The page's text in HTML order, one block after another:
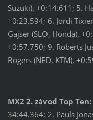
Suzuki), +0:14.611; 5.
+0:23.594; 6. Jordi
Gajser (SLO, Honda),
+0:57.750; 9. Roberts
Bogers (NED, KTM),
MX2 2. závod Top Ten:
34:44.364; 2. Pauls